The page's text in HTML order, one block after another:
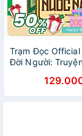
Trạm Đọc Official
Đời Người:
Muông Chim